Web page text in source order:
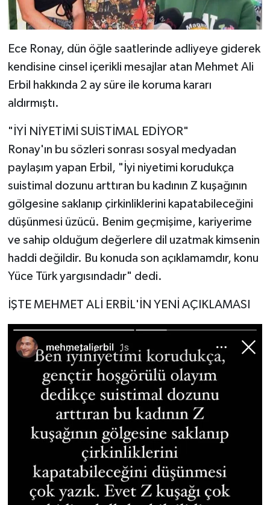
Ece Ronay, dün öğle saatlerinde adliyeye giderek
kendisine cinsel içerikli mesajlar atan Mehmet Ali
Erbil hakkında 2 ay süre ile koruma kararı
aldırmıştı.
"İYİ NİYETİMİ SUİSTİMAL EDİYOR"
Ronay'ın bu sözleri sonrası sosyal medyadan
paylaşım yapan Erbil, "İyi niyetimi korudukça
suistimal dozunu arttıran bu kadının Z kuşağının
gölgesine saklanıp çirkinliklerini kapatabileceğini
düşünmesi üzücü. Benim geçmişime, kariyerime
ve sahip olduğum değerlere dil uzatmak kimsenin
haddi değildir. Bu konuda son açıklamamdır, konu
Yüce Türk yargısındadır" dedi.
İŞTE MEHMET ALİ ERBİL'İN YENİ AÇIKLAMASI